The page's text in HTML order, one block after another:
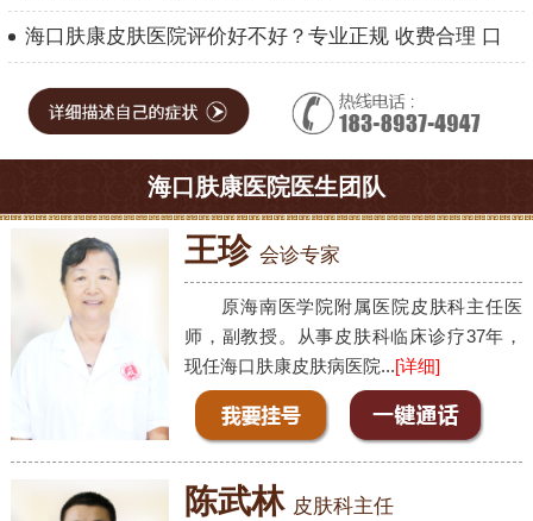
海口肤康皮肤医院评价好不好？专业正规 收费合理 口
海口肤康医院医生团队
王珍 会诊专家
原海南医学院附属医院皮肤科主任医
师，副教授。从事皮肤科临床诊疗37年，
现任海口肤康皮肤病医院...[详细]
陈武林 皮肤科主任